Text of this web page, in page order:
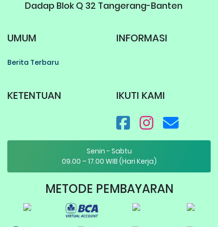
Dadap Blok Q 32 Tangerang-Banten
UMUM
Berita Terbaru
INFORMASI
KETENTUAN IKUTI KAMI
Senin - Sabtu
09.00 – 17.00 WIB (Hari Kerja)
METODE PEMBAYARAN